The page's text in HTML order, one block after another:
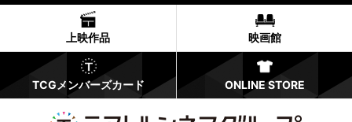
上映作品 映画館
TCGメンバーズカード ONLINE STORE